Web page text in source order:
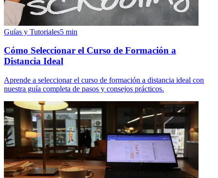
Guías y Tutoriales5 min
Cómo Seleccionar el Curso de Formación a
Distancia Ideal
Aprende a seleccionar el curso de formación a distancia ideal con
nuestra guía completa de pasos y consejos prácticos.